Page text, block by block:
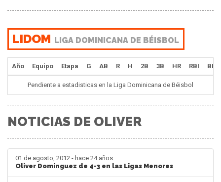
LIDOM LIGA DOMINICANA DE BÉISBOL
Año Equipo Etapa G AB R H 2B 3B HR RBI BB
Pendiente a estadisticas en la Liga Dominicana de Béisbol
NOTICIAS DE OLIVER
01 de agosto, 2012 - hace 24 años
Oliver Dominguez de 4-3 en las Ligas Menores